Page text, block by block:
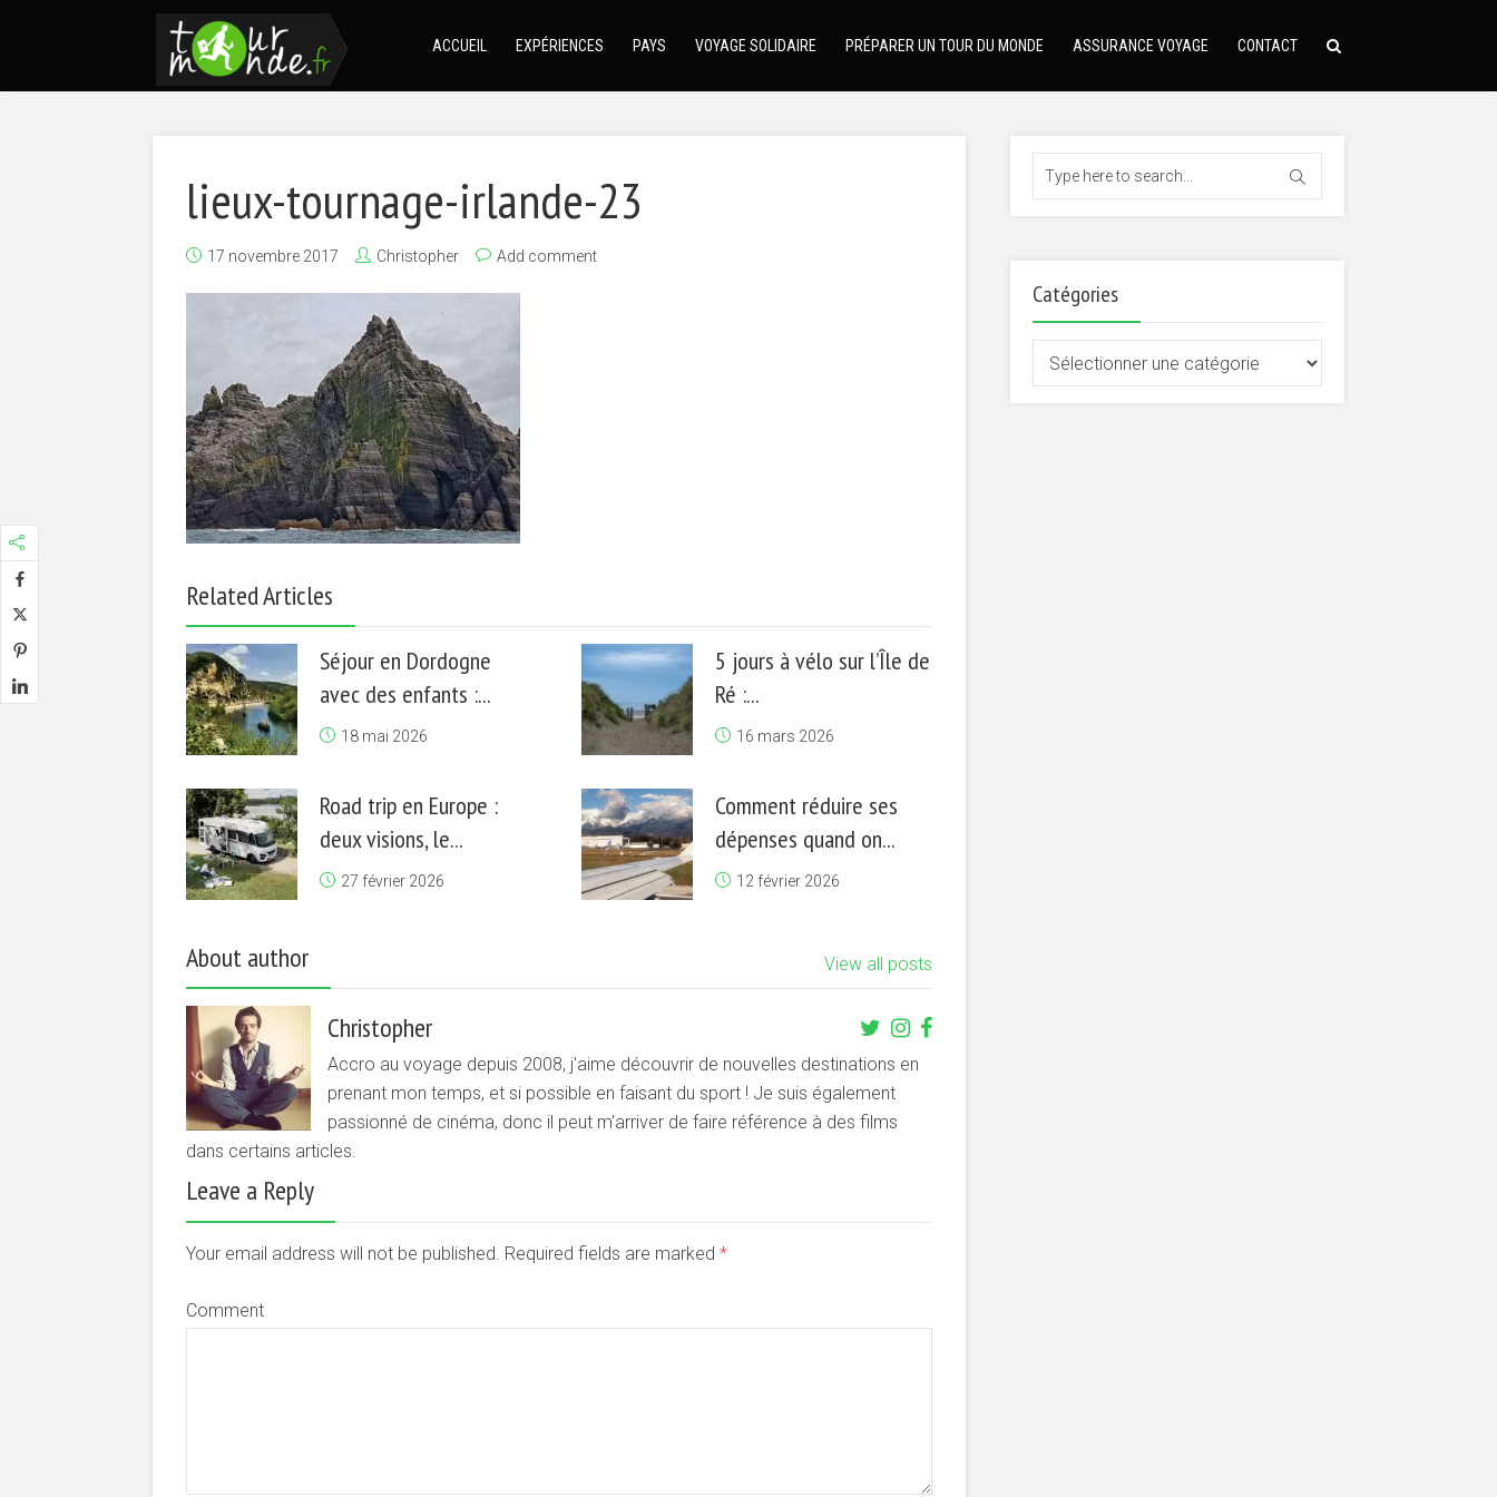
ACCUEIL EXPÉRIENCES PAYS VOYAGE SOLIDAIRE PRÉPARER UN TOUR DU MONDE ASSURANCE VOYAGE CONTACT
lieux-tournage-irlande-23
17 novembre 2017 Christopher Add comment
Related Articles
Séjour en Dordogne
avec des enfants :...
18 mai 2026
5 jours à vélo sur l’Île de
Ré :...
16 mars 2026
Road trip en Europe :
deux visions, le...
27 février 2026
Comment réduire ses
dépenses quand on...
12 février 2026
About author View all posts
Christopher
Accro au voyage depuis 2008, j'aime découvrir de nouvelles destinations en
prenant mon temps, et si possible en faisant du sport ! Je suis également
passionné de cinéma, donc il peut m'arriver de faire référence à des films
dans certains articles.
Leave a Reply
Your email address will not be published. Required fields are marked *
Comment
Catégories